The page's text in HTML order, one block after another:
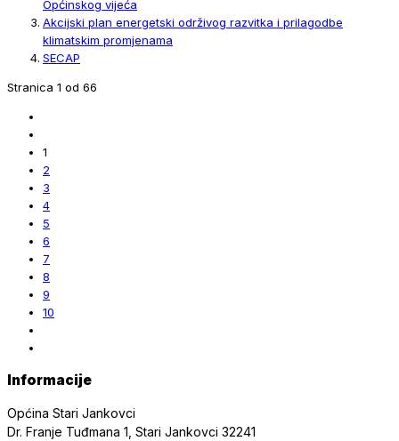
Općinskog vijeća
Akcijski plan energetski održivog razvitka i prilagodbe
klimatskim promjenama
SECAP
Stranica 1 od 66
1
2
3
4
5
6
7
8
9
10
Informacije
Općina Stari Jankovci
Dr. Franje Tuđmana 1, Stari Jankovci 32241